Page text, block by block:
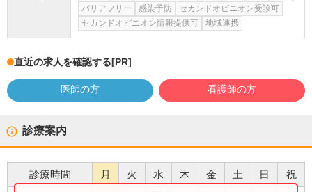
バリアフリー
感染予防
セカンドオピニオン受診可
セカンドオピニオン情報提供可
地域連携
直近の求人を確認する[PR]
医師の方 看護師の方
診療案内
診療時間 月 火 水 木 金 土 日 祝